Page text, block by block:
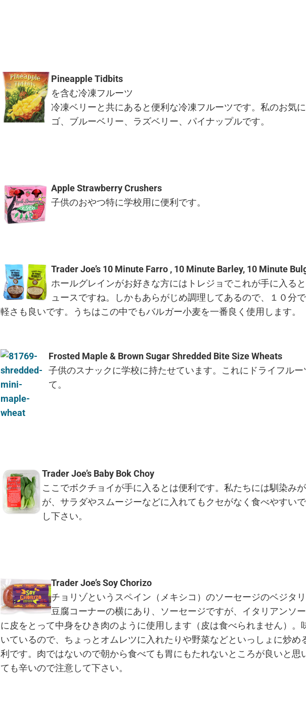
Pineapple Tidbits
を含む冷凍フルーツ
冷凍ベリーと共にあると便利な冷凍フルーツです。私のお気
ゴ、ブルーベリー、ラズベリー、パイナップルです。
Apple Strawberry Crushers
子供のおやつ特に学校用に便利です。
Trader Joe’s 10 Minute Farro , 10 Minute Barley, 10 Minute
ホールグレインがお好きな方にはトレジョでこれが手に入る
ュースですね。しかもあらがじめ調理してあるので、１０分
軽さも良いです。うちはこの中でもバルガー小麦を一番良く使用します。
Frosted Maple & Brown Sugar Shredded Bite Size Wheats
子供のスナックに学校に持たせています。これにドライフルー
て。
Trader Joe’s Baby Bok Choy
ここでボクチョイが手に入るとは便利です。私たちには馴染み
が、サラダやスムージーなどに入れてもクセがなく食べやすい
し下さい。
Trader Joe’s Soy Chorizo
チョリゾというスペイン（メキシコ）のソーセージのベジタリ
豆腐コーナーの横にあり、ソーセージですが、イタリアンソ
に皮をとって中身をひき肉のように使用します（皮は食べられません）。
いているので、ちょっとオムレツに入れたりや野菜などといっしょに炒め
利です。肉ではないので朝から食べても胃にもたれないところが良いと思
ても辛いので注意して下さい。